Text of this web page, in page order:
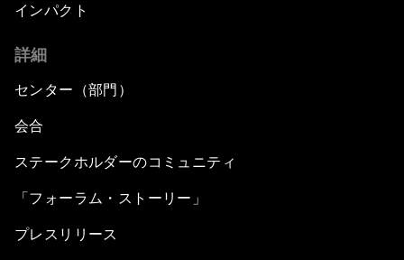
インパクト
詳細
センター（部門）
会合
ステークホルダーのコミュニティ
「フォーラム・ストーリー」
プレスリリース